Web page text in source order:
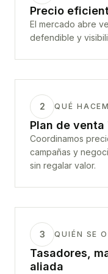
Precio
El mercado abre
defendible y
2 QUÉ
Plan de venta
Coordinamos
campañas y
sin regalar valor.
3 QUIÉN SE
Tasadores,
aliada